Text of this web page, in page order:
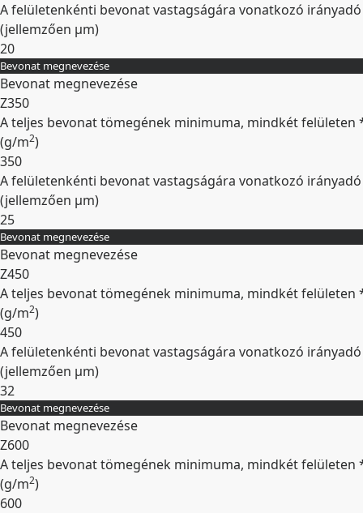
A felületenkénti bevonat vastagságára vonatkozó
(jellemzően µm)
20
Kibontás
Bevonat megnevezése
Bevonat megnevezése
Z350
A teljes bevonat tömegének minimuma, mindkét felületen
(g/m2)
350
A felületenkénti bevonat vastagságára vonatkozó
(jellemzően µm)
25
Kibontás
Bevonat megnevezése
Bevonat megnevezése
Z450
A teljes bevonat tömegének minimuma, mindkét felületen
(g/m2)
450
A felületenkénti bevonat vastagságára vonatkozó
(jellemzően µm)
32
Kibontás
Bevonat megnevezése
Bevonat megnevezése
Z600
A teljes bevonat tömegének minimuma, mindkét felületen
(g/m2)
600